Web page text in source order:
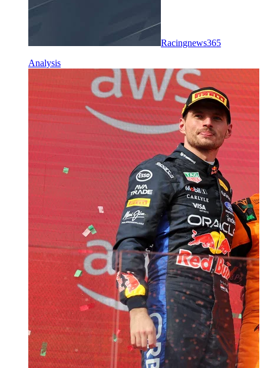
Racingnews365
Analysis